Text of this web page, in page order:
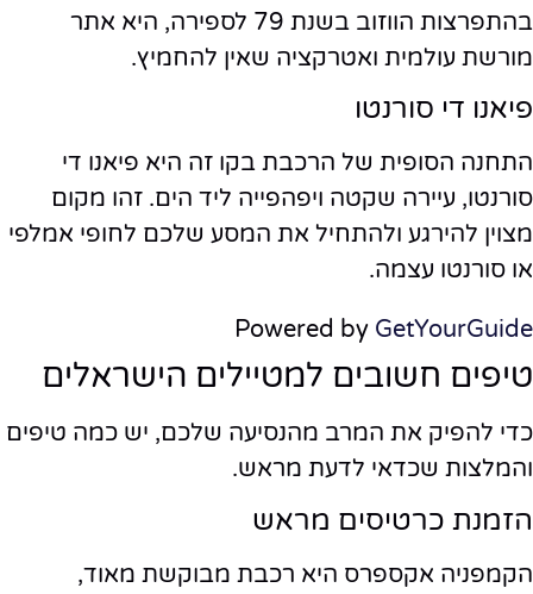
בהתפרצות הווזוב בשנת 79 לספירה, היא אתר
מורשת עולמית ואטרקציה שאין להחמיץ.
פיאנו די סורנטו
התחנה הסופית של הרכבת בקו זה היא פיאנו די
סורנטו, עיירה שקטה ויפהפייה ליד הים. זהו מקום
מצוין להירגע ולהתחיל את המסע שלכם לחופי אמלפי
או סורנטו עצמה.
Powered by GetYourGuide
טיפים חשובים למטיילים הישראלים
כדי להפיק את המרב מהנסיעה שלכם, יש כמה טיפים
והמלצות שכדאי לדעת מראש.
הזמנת כרטיסים מראש
הקמפניה אקספרס היא רכבת מבוקשת מאוד,